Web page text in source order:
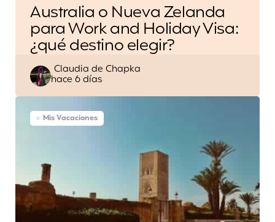
Australia o Nueva Zelanda
para Work and Holiday Visa:
¿qué destino elegir?
Escrito
por
Claudia de Chapka
hace 6 días
Mis Vacaciones